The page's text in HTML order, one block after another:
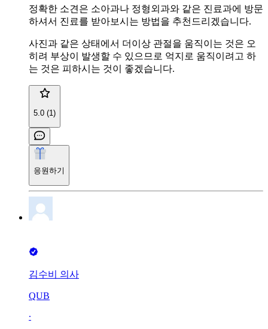
정확한 소견은 소아과나 정형외과와 같은 진료과에 방문
하셔서 진료를 받아보시는 방법을 추천드리겠습니다.
사진과 같은 상태에서 더이상 관절을 움직이는 것은 오
히려 부상이 발생할 수 있으므로 억지로 움직이려고 하
는 것은 피하시는 것이 좋겠습니다.
5.0 (1)
응원하기
김수비 의사
QUB
∙